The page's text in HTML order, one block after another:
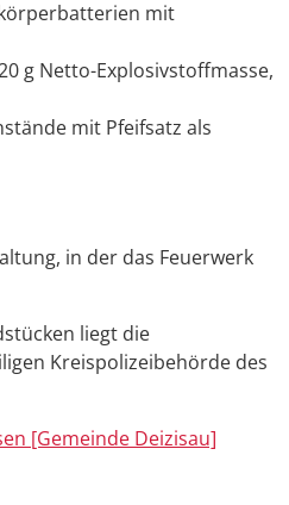
mit
g Netto-Explosivstoffmasse,
mit Pfeifsatz als
in der das Feuerwerk
liegt die
Kreispolizeibehörde des
[Gemeinde Deizisau]